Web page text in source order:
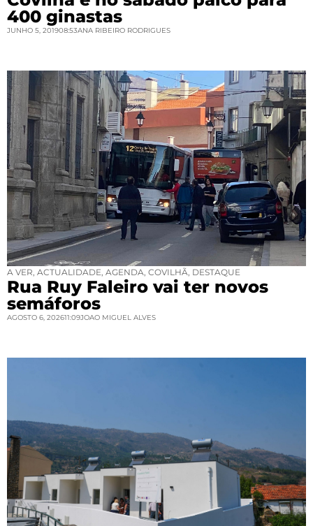
400 ginastas
JUNHO 5, 201908:53ANA RIBEIRO RODRIGUES
A VER ACTUALIDADE AGENDA COVILHÃ DESTAQUE
Rua Ruy Faleiro vai ter novos
semáforos
AGOSTO 6, 202611:09JOAO MIGUEL ALVES